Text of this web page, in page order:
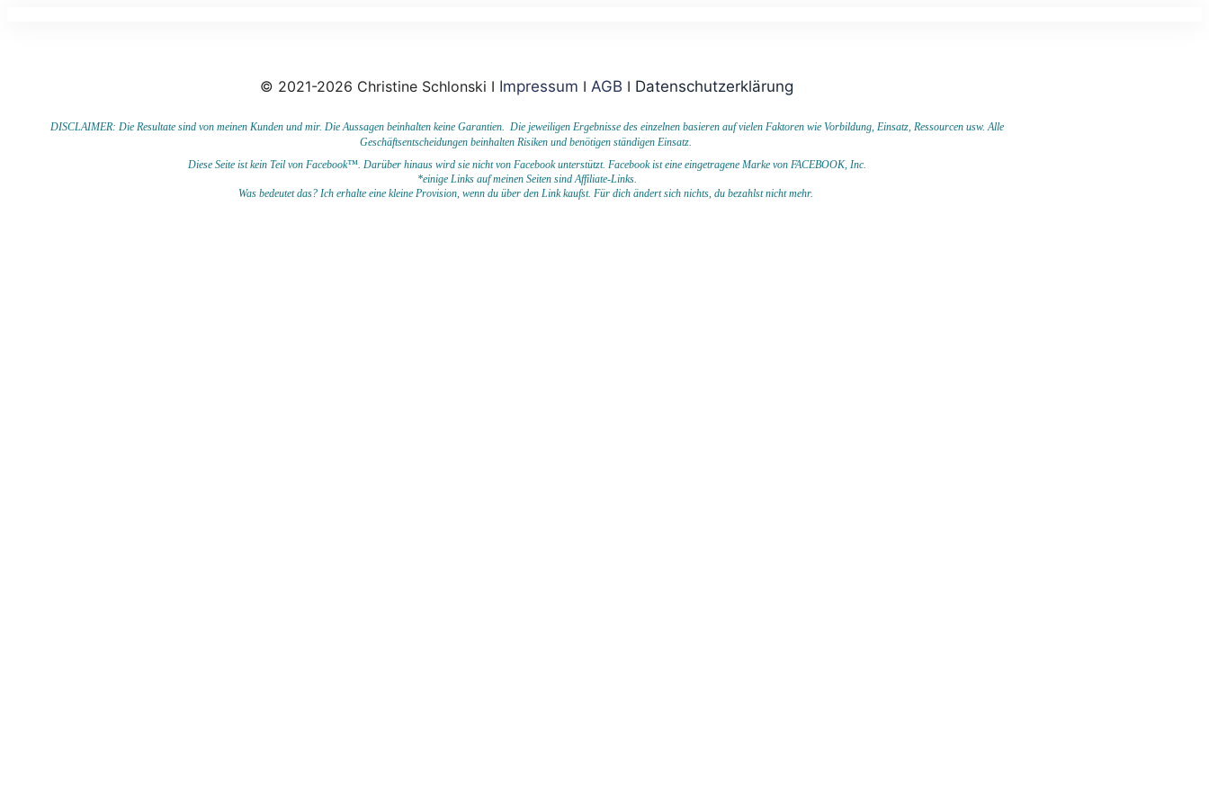
© 2021-2026 Christine Schlonski I Impressum I AGB I Datenschutzerklärung
DISCLAIMER: Die Resultate sind von meinen Kunden und mir. Die Aussagen beinhalten keine Garantien. Die jeweiligen Ergebnisse des einzelnen basieren auf vielen Faktoren wie Vorbildung, Einsatz, Ressourcen usw.Alle
Geschäftsentscheidungen beinhalten Risiken und benötigen ständigen Einsatz.
Diese Seite ist kein Teil von Facebook™. Darüber hinaus wird sie nicht von Facebook unterstützt. Facebook ist eine eingetragene Marke von FACEBOOK, Inc.
*einige Links auf meinen Seiten sind Affiliate-Links.
Was bedeutet das? Ich erhalte eine kleine Provision, wenn du über den Link kaufst. Für dich ändert sich nichts, du bezahlst nicht mehr.